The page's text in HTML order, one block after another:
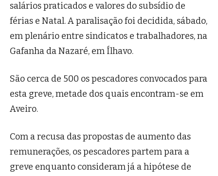
salários praticados e valores do subsídio de
férias e Natal. A paralisação foi decidida, sábado,
em plenário entre sindicatos e trabalhadores, na
Gafanha da Nazaré, em Ílhavo.
São cerca de 500 os pescadores convocados para
esta greve, metade dos quais encontram-se em
Aveiro.
Com a recusa das propostas de aumento das
remunerações, os pescadores partem para a
greve enquanto consideram já a hipótese de